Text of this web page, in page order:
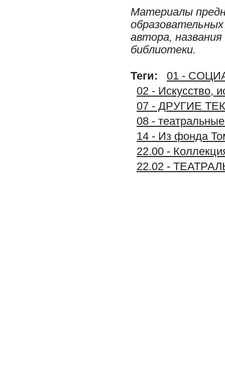
Материалы
автора,
библиотеки.
Теги:
01 -
02 - Искусство,
07 - ДРУГИЕ
08 -
14 - Из фонда
22.00 -
22.02 -